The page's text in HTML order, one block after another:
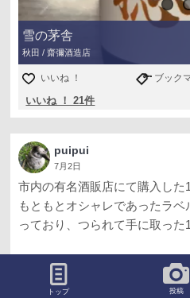
雪の茅舎
秋田 / 齋彌酒造店
いいね ！ ブック
いいね ！ 21件
puipui
7月2日
市内の有名酒販店にて購入した1
もともとオシャレであったラ
っており、つられて手に取った
グラスに注ぐと香りは少なく。
ほんのりフルーツを思わせる香
トップ 投稿